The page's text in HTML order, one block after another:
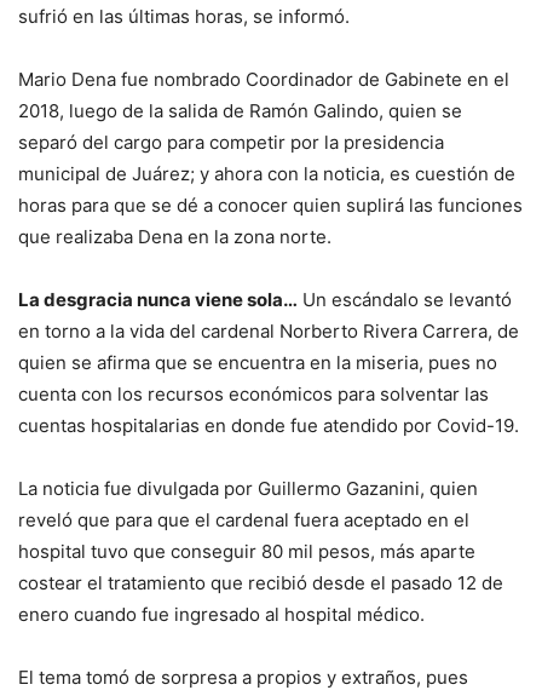
sufrió en las últimas horas, se informó.
Mario Dena fue nombrado Coordinador de Gabinete en el
2018, luego de la salida de Ramón Galindo, quien se
separó del cargo para competir por la presidencia
municipal de Juárez; y ahora con la noticia, es cuestión de
horas para que se dé a conocer quien suplirá las funciones
que realizaba Dena en la zona norte.
La desgracia nunca viene sola… Un escándalo se levantó
en torno a la vida del cardenal Norberto Rivera Carrera, de
quien se afirma que se encuentra en la miseria, pues no
cuenta con los recursos económicos para solventar las
cuentas hospitalarias en donde fue atendido por Covid-19.
La noticia fue divulgada por Guillermo Gazanini, quien
reveló que para que el cardenal fuera aceptado en el
hospital tuvo que conseguir 80 mil pesos, más aparte
costear el tratamiento que recibió desde el pasado 12 de
enero cuando fue ingresado al hospital médico.
El tema tomó de sorpresa a propios y extraños, pues